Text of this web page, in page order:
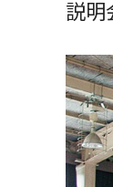
説明